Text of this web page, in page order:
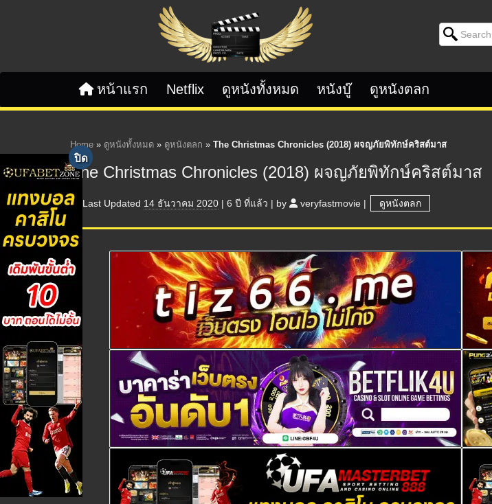
Search for:
หน้าแรก Netflix ดูหนังทั้งหมด หนังบู๊ ดูหนังตลก
Home » ดูหนังทั้งหมด » ดูหนังตลก » The Christmas Chronicles (2018) ผจญภัยพิทักษ์คริสต์มาส
The Christmas Chronicles (2018) ผจญภัยพิทักษ์คริสต์มาส
Last Updated 14 ธันวาคม 2020 | 6 ปี ที่แล้ว | by veryfastmovie | ดูหนังตลก